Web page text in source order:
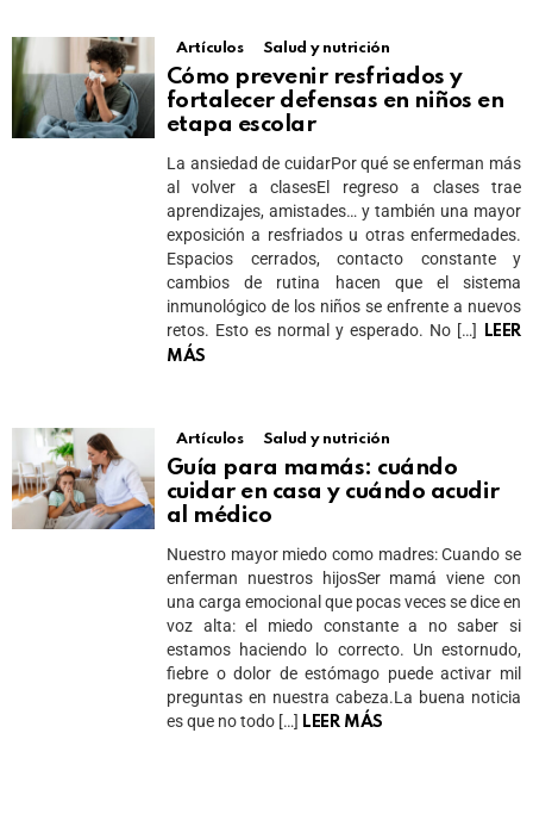
Artículos Salud y nutrición
Cómo prevenir resfriados y
fortalecer defensas en niños en
etapa escolar
La ansiedad de cuidarPor qué se enferman más
al volver a clasesEl regreso a clases trae
aprendizajes, amistades… y también una mayor
exposición a resfriados u otras enfermedades.
Espacios cerrados, contacto constante y
cambios de rutina hacen que el sistema
inmunológico de los niños se enfrente a nuevos
retos. Esto es normal y esperado. No […]
LEER
MÁS
Artículos Salud y nutrición
Guía para mamás: cuándo
cuidar en casa y cuándo acudir
al médico
Nuestro mayor miedo como madres: Cuando se
enferman nuestros hijosSer mamá viene con
una carga emocional que pocas veces se dice en
voz alta: el miedo constante a no saber si
estamos haciendo lo correcto. Un estornudo,
fiebre o dolor de estómago puede activar mil
preguntas en nuestra cabeza.La buena noticia
es que no todo […] LEER MÁS